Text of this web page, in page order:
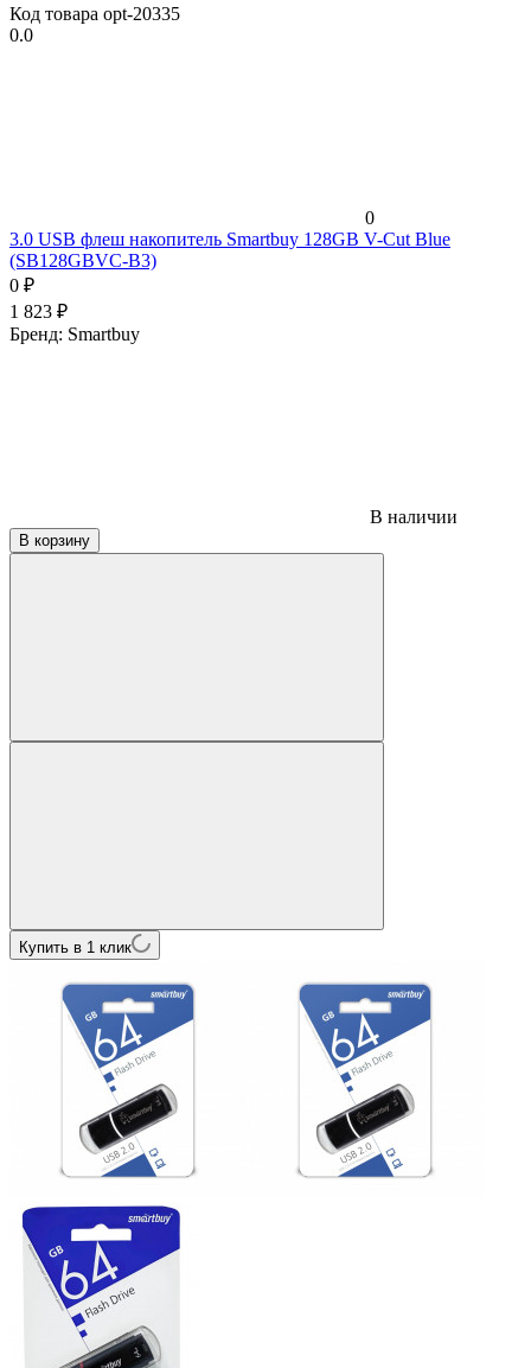
Код товара opt-20335
0.0
0
3.0 USB флеш накопитель Smartbuy 128GB V-Cut Blue
(SB128GBVC-B3)
0 ₽
1 823 ₽
Бренд: Smartbuy
В наличии
В корзину
Купить в 1 клик